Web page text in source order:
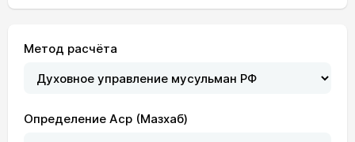
Метод расчёта
Определение Аср (Мазхаб)